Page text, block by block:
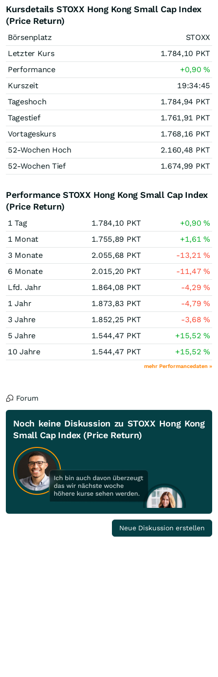
Kursdetails STOXX Hong Kong Small Cap Index
(Price Return)
Börsenplatz
STOXX
Letzter Kurs
1.784,10 PKT
Performance
+0,90%
Kurszeit
19:34:45
Tageshoch
1.784,94 PKT
Tagestief
1.761,91 PKT
Vortageskurs
1.768,16 PKT
52-Wochen Hoch
2.160,48 PKT
52-Wochen Tief
1.674,99 PKT
Performance STOXX Hong Kong Small Cap Index
(Price Return)
1 Tag 1.784,10 PKT +0,90%
1 Monat
1.755,89 PKT +1,61%
3 Monate
2.055,68 PKT -13,21%
6 Monate
2.015,20 PKT -11,47%
Lfd. Jahr
1.864,08 PKT -4,29%
1 Jahr
1.873,83 PKT -4,79%
3 Jahre
1.852,25 PKT -3,68%
5 Jahre
1.544,47 PKT +15,52%
10 Jahre
1.544,47 PKT +15,52%
mehr Performancedaten »
Forum
Noch keine Diskussion zu STOXX Hong Kong
Small Cap Index (Price Return)
Neue Diskussion erstellen